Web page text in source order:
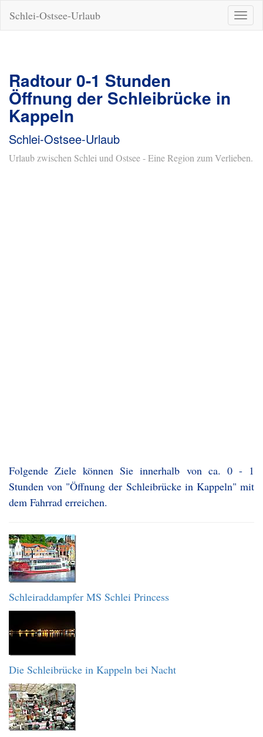
ein-/
Schlei-Ostsee-Urlaub
Radtour 0-1 Stunden
Öffnung der Schleibrücke in
Kappeln
Schlei-Ostsee-Urlaub
Urlaub zwischen Schlei und Ostsee - Eine Region zum Verlieben.
Folgende Ziele können Sie innerhalb von ca. 0 - 1
Stunden von "Öffnung der Schleibrücke in Kappeln" mit
dem Fahrrad erreichen.
Schleiraddampfer MS Schlei Princess
Die Schleibrücke in Kappeln bei Nacht